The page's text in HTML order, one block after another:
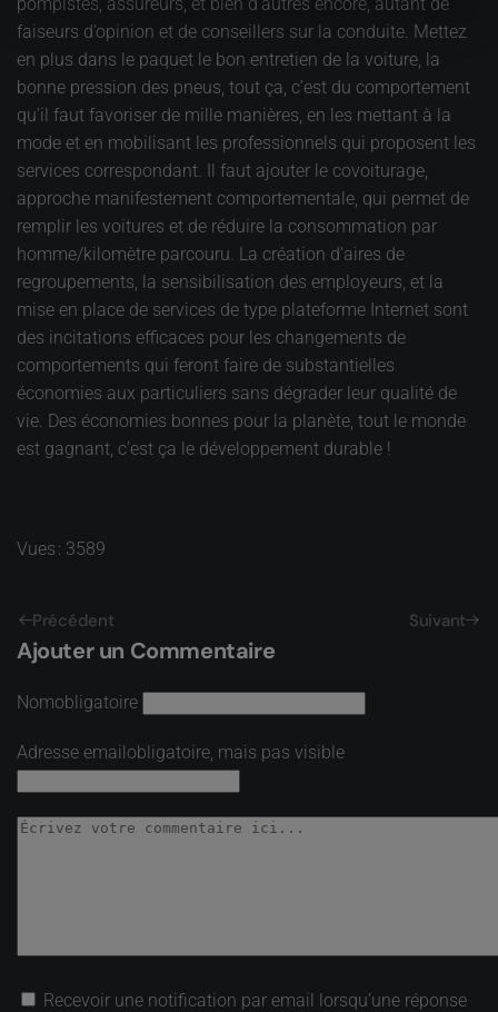
faiseurs d’opinion et de conseillers sur la conduite. Mettez
en plus dans le paquet le bon entretien de la voiture, la
bonne pression des pneus, tout ça, c’est du comportement
qu’il faut favoriser de mille manières, en les mettant à la
mode et en mobilisant les professionnels qui proposent les
services correspondant. Il faut ajouter le covoiturage,
approche manifestement comportementale, qui permet de
remplir les voitures et de réduire la consommation par
homme/kilomètre parcouru. La création d’aires de
regroupements, la sensibilisation des employeurs, et la
mise en place de services de type plateforme Internet sont
des incitations efficaces pour les changements de
comportements qui feront faire de substantielles
économies aux particuliers sans dégrader leur qualité de
vie. Des économies bonnes pour la planète, tout le monde
est gagnant, c’est ça le développement durable !
Vues : 3589
Précédent Suivant
Ajouter un Commentaire
Nomobligatoire
Adresse emailobligatoire, mais pas visible
Recevoir une notification par email lorsqu’une réponse